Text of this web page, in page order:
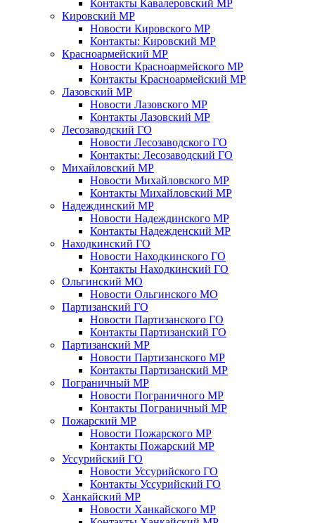
Контакты Кавалеровский МР
Кировский МР
Новости Кировского МР
Контакты: Кировский МР
Красноармейский МР
Новости Красноармейского МР
Контакты Красноармейский МР
Лазовский МР
Новости Лазовского МР
Контакты Лазовский МР
Лесозаводский ГО
Новости Лесозаводского ГО
Контакты: Лесозаводский ГО
Михайловский МР
Новости Михайловского МР
Контакты Михайловский МР
Надеждинский МР
Новости Надеждинского МР
Контакты Надежденский МР
Находкинский ГО
Новости Находкинского ГО
Контакты Находкинский ГО
Ольгинский МО
Новости Ольгинского МО
Партизанский ГО
Новости Партизанского ГО
Контакты Партизанский ГО
Партизанский МР
Новости Партизанского МР
Контакты Партизанский МР
Пограничный МР
Новости Пограничного МР
Контакты Пограничный МР
Пожарский МР
Новости Пожарского МР
Контакты Пожарский МР
Уссурийский ГО
Новости Уссурийского ГО
Контакты Уссурийский ГО
Ханкайский МР
Новости Ханкайского МР